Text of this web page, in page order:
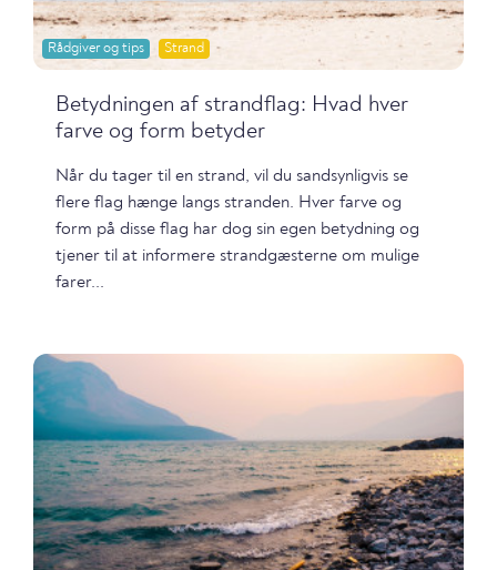
Rådgiver og tips Strand
Betydningen af strandflag: Hvad hver
farve og form betyder
Når du tager til en strand, vil du sandsynligvis se
flere flag hænge langs stranden. Hver farve og
form på disse flag har dog sin egen betydning og
tjener til at informere strandgæsterne om mulige
farer...